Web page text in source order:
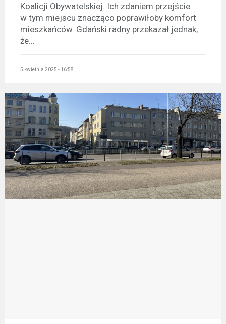
Koalicji Obywatelskiej. Ich zdaniem przejście
w tym miejscu znacząco poprawiłoby komfort
mieszkańców. Gdański radny przekazał jednak,
że...
5 kwietnia 2025 - 16:58